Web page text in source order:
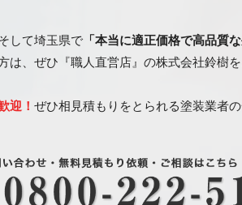
して埼玉県で 「本当に適正価格で高品質
は、ぜひ『職人直営店』の株式会社鈴樹
迎！ ぜひ相見積もりをとられる塗装業者